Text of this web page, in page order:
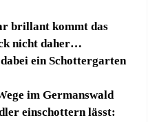
brillant kommt das
nicht daher…
ein Schottergarten
im Germanswald
einschottern lässt: